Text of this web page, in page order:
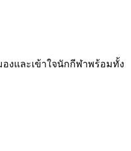
งและเข้าใจนักกีฬาพร้อมทั้ง